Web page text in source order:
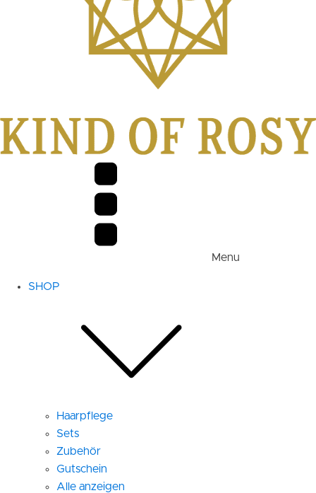
Menu
SHOP
Haarpflege
Sets
Zubehör
Gutschein
Alle anzeigen